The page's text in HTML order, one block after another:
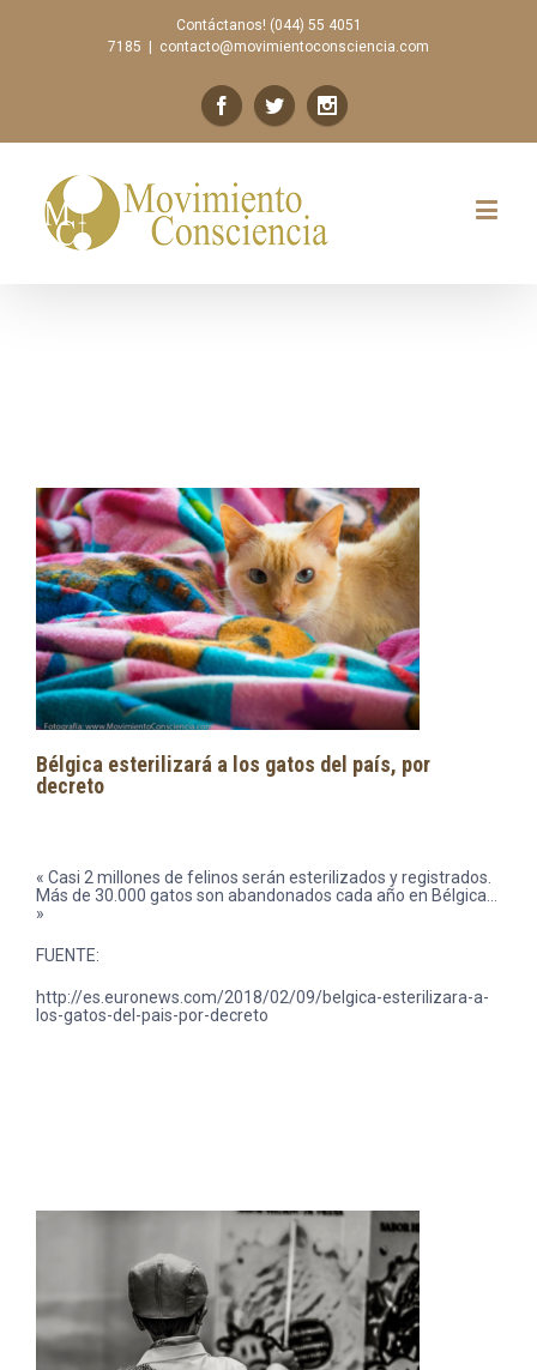
Contáctanos! (044) 55 4051
7185
contacto@movimientoconsciencia.com
Bélgica esterilizará a los gatos del país, por
decreto
« Casi 2 millones de felinos serán esterilizados y registrados.
Más de 30.000 gatos son abandonados cada año en Bélgica…
»
FUENTE:
http://es.euronews.com/2018/02/09/belgica-esterilizara-a-
los-gatos-del-pais-por-decreto